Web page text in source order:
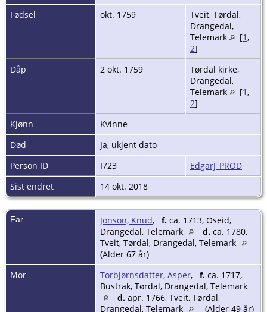
Fødsel
okt. 1759
Tveit, Tørdal,
Drangedal,
Telemark
[1 ,
2]
Dåp
2 okt. 1759
Tørdal kirke,
Drangedal,
Telemark
[1 ,
2]
Kjønn
Kvinne
Død
Ja, ukjent dato
Person ID
I723
EdgarJ_PROD
Sist endret
14 okt. 2018
Far Jonson, Knud, f. ca. 1713, Oseid,
Drangedal, Telemark
d. ca. 1780,
Tveit, Tørdal, Drangedal, Telemark
(Alder 67 år)
Mor
Torbjørnsdatter, Asper, f. ca. 1717,
Bustrak, Tørdal, Drangedal, Telemark
d. apr. 1766, Tveit, Tørdal,
Drangedal, Telemark
(Alder 49 år)